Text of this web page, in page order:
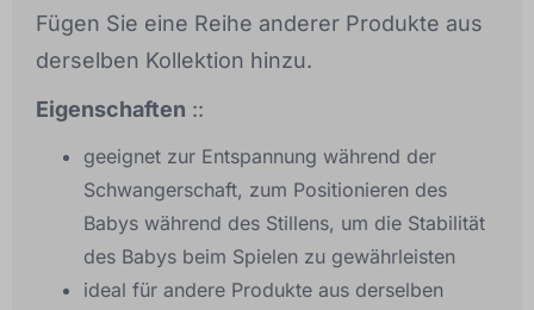
Fügen Sie eine Reihe anderer Produkte aus
derselben Kollektion hinzu.
Eigenschaften ::
geeignet zur Entspannung während der
Schwangerschaft, zum Positionieren des
Babys während des Stillens, um die Stabilität
des Babys beim Spielen zu gewährleisten
ideal für andere Produkte aus derselben